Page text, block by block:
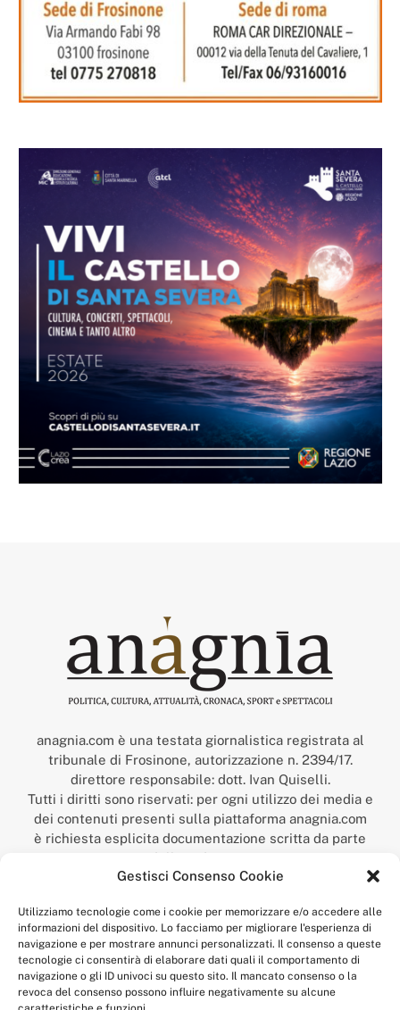
Gestisci Consenso Cookie
Utilizziamo tecnologie come i cookie per memorizzare e/o accedere alle
informazioni del dispositivo. Lo facciamo per migliorare l'esperienza di
navigazione e per mostrare annunci personalizzati. Il consenso a queste
tecnologie ci consentirà di elaborare dati quali il comportamento di
navigazione o gli ID univoci su questo sito. Il mancato consenso o la
revoca del consenso possono influire negativamente su alcune
anagnia.com è una testata giornalistica registrata al
tribunale di Frosinone, autorizzazione n. 2394/17.
direttore responsabile: dott. Ivan Quiselli.
Tutti i diritti sono riservati: per ogni utilizzo dei media e
dei contenuti presenti sulla piattaforma anagnia.com
è richiesta esplicita documentazione scritta da parte
della redazione.
“Anagnia” è un marchio registrato presso l’Ufficio Italiano
Economico,
num. registrazione: 302017000014044 del 9 febbraio 2017.
Per contatti:redazione@anagnia.com